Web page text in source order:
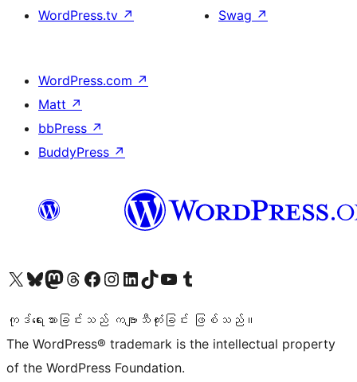
WordPress.tv ↗
Swag ↗
WordPress.com ↗
Matt ↗
bbPress ↗
BuddyPress ↗
ကျွန်ုပ်တို့၏ X (ယခင် Twitter) အကောင့်သို့ သွားရောက်ကြည့်ရှုပါကျွန်ုပ်တို့၏ Bluesky အကောင့်သို့ ဝင်ရောက်ကြည့်ရှုရန်
ကျွန်ုပ်တို့၏ Mastodon အကောင့်သို့ သွားရောက်ကြည့်ရှုပါကျွန်ုပ်တို့၏ Threads အကောင့်သို့ ဝင်ရောက်ကြည့်ရှုရန်
ကျွန်ုပ်တို့၏ Facebook စာမျက်နှာသို့ သွားရောက်ကြည့်ရှုပါကျွန်ုပ်တို့၏ Instagram အကောင့်သို့ သွားရောက်ကြည့်ရှုပါ ကျွန်ုပ်တို့၏ LinkedIn အကောင့်သို့ သွားရောက်ကြည့်ရှုပါကျွန်ုပ်တို့၏ TikTok အကောင့်သို့ ဝင်ရောက်ကြည့်ရှုရန်
ကျွန်ုပ်တို့၏ YouTube ချန်နယ်သို့ သွားရောက်ကြည့်ရှုပါ ကျွန်ုပ်တို့၏ Tumblr အကောင့်သို့ ဝင်ရောက်ကြည့်ရှုရန်
ကုဒ်ရေးသားခြင်းသည် ကဗျာသီကုံးခြင်း ဖြစ်သည်။
The WordPress® trademark is the intellectual property
of the WordPress Foundation.